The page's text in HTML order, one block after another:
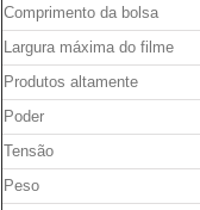
Comprimento da bolsa
Largura máxima do filme
Produtos altamente
Poder
Tensão
Peso